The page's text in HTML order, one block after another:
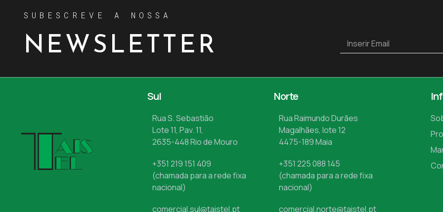
SUBESCREVE A NOSSA
NEWSLETTER
Sul
Rua S. Sebastião
Lote 11, Pav. 11,
2635-448 Rio de Mouro
+351 219 151 409
(chamada para a rede fixa
nacional)
comercial.sul@taistel.pt
Norte
Rua Raimundo Durães
Magalhães, lote 12
4475-189 Maia
+351 225 088 145
(chamada para a rede fixa
nacional)
comercial.norte@taistel.pt